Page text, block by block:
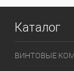
Каталог
ВИНТОВЫЕ